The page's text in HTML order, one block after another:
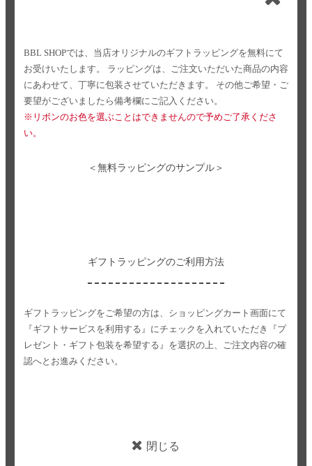
BBL SHOPでは、当店オリジナルのギフトラッピングを無料にて
お受けいたします。
ラッピングは、ご注文いただいた商品の内容
にあわせて、丁寧に包装させていただきます。
その他ご希望・ご
要望がございましたら備考欄にご記入ください。
※リボンのお色を選ぶことはできませんので予めご了承くださ
い。
＜無料ラッピングのサンプル＞
ギフトラッピングのご利用方法
ギフトラッピングをご希望の方は、ショッピングカート画面にて
『ギフトサービスを利用する』にチェックを入れていただき
『プ
レゼント・ギフト包装を希望する』を選択の上、ご注文内容の確
認へとお進みください。
閉じる